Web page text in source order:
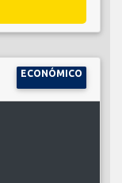
ECONÓMICO